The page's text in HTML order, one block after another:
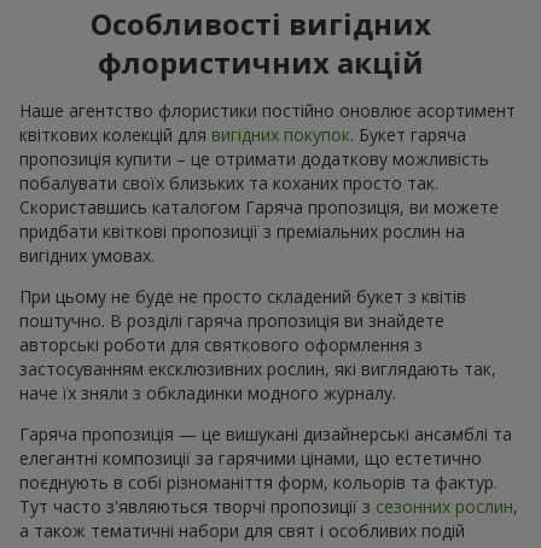
Особливості вигідних
флористичних акцій
Наше агентство флористики постійно оновлює асортимент
квіткових колекцій для вигідних покупок. Букет гаряча
пропозиція купити – це отримати додаткову можливість
побалувати своїх близьких та коханих просто так.
Скориставшись каталогом Гаряча пропозиція, ви можете
придбати квіткові пропозиції з преміальних рослин на
вигідних умовах.
При цьому не буде не просто складений букет з квітів
поштучно. В розділі гаряча пропозиція ви знайдете
авторські роботи для святкового оформлення з
застосуванням ексклюзивних рослин, які виглядають так,
наче їх зняли з обкладинки модного журналу.
Гаряча пропозиція — це вишукані дизайнерські ансамблі та
елегантні композиції за гарячими цінами, що естетично
поєднують в собі різноманіття форм, кольорів та фактур.
Тут часто з'являються творчі пропозиції з сезонних рослин,
а також тематичні набори для свят і особливих подій